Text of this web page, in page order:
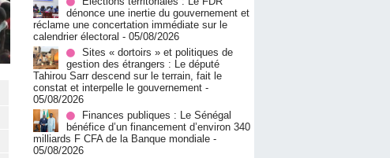
dénonce une inertie du gouvernement et
réclame une concertation immédiate sur le
calendrier électoral - 05/08/2026
Sites « dortoirs » et politiques de
gestion des étrangers : Le député
Tahirou Sarr descend sur le terrain, fait le
constat et interpelle le gouvernement -
05/08/2026
Finances publiques : Le Sénégal
bénéfice d’un financement d’environ 340
milliards F CFA de la Banque mondiale -
05/08/2026